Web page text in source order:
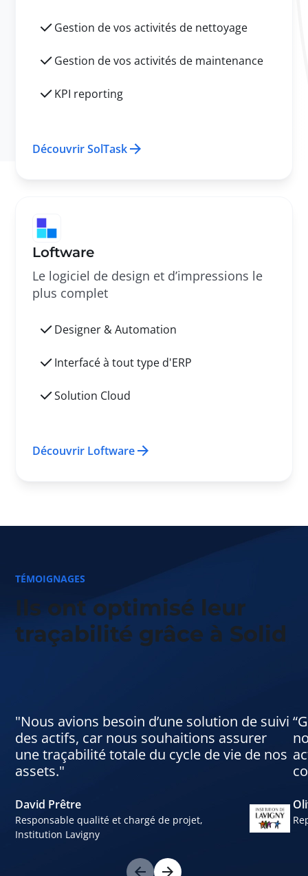
Gestion de vos activités de nettoyage
Gestion de vos activités de maintenance
KPI reporting
Découvrir SolTask
Loftware
Le logiciel de design et d’impressions le
plus complet
Designer & Automation
Interfacé à tout type d'ERP
Solution Cloud
Découvrir Loftware
TÉMOIGNAGES
Ils ont optimisé leur
traçabilité grâce à Solid
"Nous avions besoin d’une solution de suivi
des actifs, car nous souhaitions assurer
une traçabilité totale du cycle de vie de nos
assets."
David Prêtre
Responsable qualité et chargé de projet,
Institution Lavigny